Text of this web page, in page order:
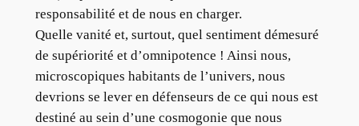
responsabilité et de nous en charger.
Quelle vanité et, surtout, quel sentiment démesuré
de supériorité et d’omnipotence ! Ainsi nous,
microscopiques habitants de l’univers, nous
devrions se lever en défenseurs de ce qui nous est
destiné au sein d’une cosmogonie que nous